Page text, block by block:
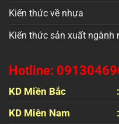
Kiến thức về nhựa
Kiến thức sản xuất ngành
Hotline:
KD Miền Bắc
KD Miên Nam